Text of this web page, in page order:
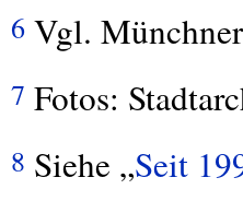
6 Vgl.
7 Fotos:
8 Siehe „Seit